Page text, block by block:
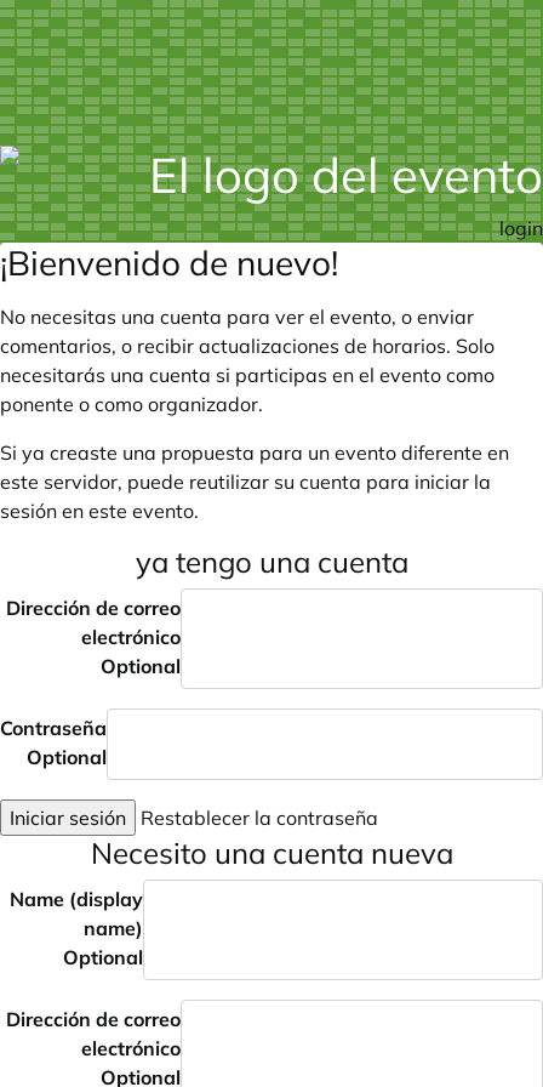
login
¡Bienvenido de nuevo!
No necesitas una cuenta para ver el evento, o enviar
comentarios, o recibir actualizaciones de horarios. Solo
necesitarás una cuenta si participas en el evento como
ponente o como organizador.
Si ya creaste una propuesta para un evento diferente en
este servidor, puede reutilizar su cuenta para iniciar la
sesión en este evento.
ya tengo una cuenta
Dirección de correo
electrónico
Optional
Contraseña
Optional
Iniciar sesión Restablecer la contraseña
Necesito una cuenta nueva
Name (display
name)
Optional
Dirección de correo
electrónico
Optional